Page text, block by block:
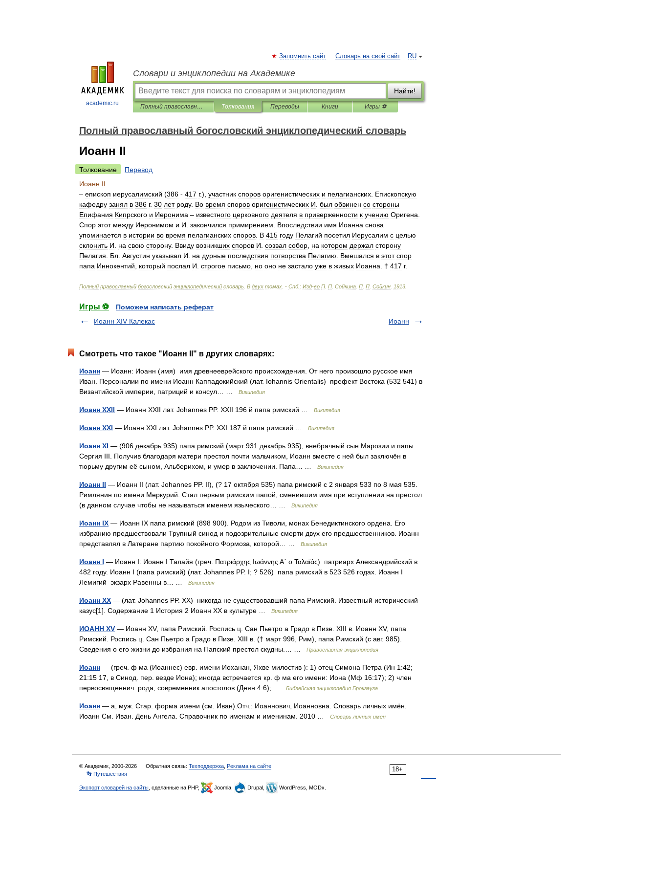
academic.ru
RU
Запомнить сайт Словарь на свой сайт
Словари и энциклопедии на Академике
Найти!
Полный православный богословский энциклопедический словарь Толкования Переводы Книги Игры ⚽
Полный православный богословский энциклопедический словарь
Иоанн II
Толкование
Перевод
Иоанн II
– епископ иерусалимский (386 - 417 г.), участник споров оригенистических и пелагианских Епископскую
кафедру занял в 386 г. 30 лет роду. Во время споров оригенистических И был обвинен со стороны
Епифания Кипрского и Иеронима – известного церковного деятеля в приверженности к учению Оригена
Спор этот между Иеронимом и И закончился примирением Впоследствии имя Иоанна снова
упоминается в истории во время пелагианских споров В 415 году Пелагий посетил Иерусалим с целью
склонить И на свою сторону. Ввиду возникших споров И созвал собор на котором держал сторону
Пелагия
Бл Августин указывал И на дурные последствия потворства Пелагию Вмешался в этот спор
папа Иннокентий который послал И строгое письмо но оно не застало уже в живых Иоанна . † 417 г.
Полный православный богословский энциклопедический словарь В двух томах . - Спб. : Изд-во П П Сойкина П П Сойкин 1913
Игры ⚽
Поможем написать реферат
Иоанн XIV Калекас
Иоанн
Смотреть что такое "Иоанн II" в других словарях:
Иоанн — Иоанн: Иоанн (имя) имя древнееврейского происхождения. От него произошло русское имя
Иван. Персоналии по имени Иоанн Каппадокийский (лат. Iohannis Orientalis) префект Востока (532 541) в
Византийской империи, патриций и консул… …
Википедия
Иоанн ХХІІ — Иоанн XXII лат. Johannes PP. XXII 196 й папа римский … Википедия
Иоанн ХХІ — Иоанн XXI лат. Johannes PP. XXI 187 й папа римский … Википедия
Иоанн XI — (906 декабрь 935) папа римский (март 931 декабрь 935), внебрачный сын Марозии и папы
Сергия III. Получив благодаря матери престол почти мальчиком, Иоанн вместе с ней был заключён в
тюрьму другим её сыном, Альберихом, и умер в заключении. Папа… …
Википедия
Иоанн ІІ — Иоанн II (лат. Johannes PP. II), (? 17 октября 535) папа римский с 2 января 533 по 8 мая 535.
Римлянин по имени Меркурий. Стал первым римским папой, сменившим имя при вступлении на престол
(в данном случае чтобы не называться именем языческого… …
Википедия
Иоанн ІХ — Иоанн IX папа римский (898 900). Родом из Тиволи, монах Бенедиктинского ордена. Его
избранию предшествовали Трупный синод и подозрительные смерти двух его предшественников. Иоанн
представлял в Латеране партию покойного Формоза, которой… …
Википедия
Иоанн I — Иоанн I: Иоанн I Талайя (греч. Πατριάρχης Ιωάννης Α΄ ο Ταλαϊάς) патриарх Александрийский в
482 году. Иоанн I (папа римский) (лат. Johannes PP. I; ? 526) папа римский в 523 526 годах. Иоанн I
Лемигий экзарх Равенны в… …
Википедия
Иоанн XX — (лат. Johannes PP. XX) никогда не существовавший папа Римский. Известный исторический
казус[1]. Содержание 1 История 2 Иоанн XX в культуре …
Википедия
ИОАНН XV — Иоанн XV, папа Римский. Роспись ц. Сан Пьетро а Градо в Пизе. XIII в. Иоанн XV, папа
Римский. Роспись ц. Сан Пьетро а Градо в Пизе. XIII в. († март 996, Рим), папа Римский (с авг. 985).
Сведения о его жизни до избрания на Папский престол скудны.… …
Православная энциклопедия
Иоанн — (греч. ф ма (Иоаннес) евр. имени Иоханан, Яхве милостив ): 1) отец Симона Петра (Ин 1:42;
21:15 17, в Синод. пер. везде Иона); иногда встречается кр. ф ма его имени: Иона (Мф 16:17); 2) член
первосвященнич. рода, современник апостолов (Деян 4:6); …
Библейская энциклопедия Брокгауза
Иоанн — а, муж. Стар. форма имени (см. Иван).Отч.: Иоаннович, Иоанновна. Словарь личных имён.
Иоанн См. Иван. День Ангела. Справочник по именам и именинам. 2010 …
Словарь личных имен
18+
© Академик, 2000-2026 Обратная связь: Техподдержка Реклама на сайте
👣 Путешествия
Экспорт словарей на сайты , сделанные на PHP, Joomla, Drupal, WordPress, MODx.